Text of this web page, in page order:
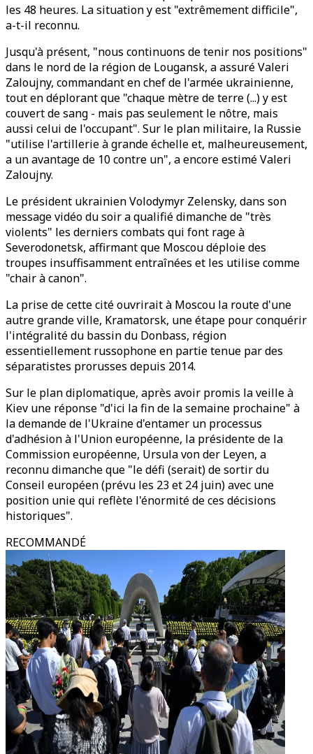
les 48 heures. La situation y est "extrêmement difficile",
a-t-il reconnu.
Jusqu'à présent, "nous continuons de tenir nos positions"
dans le nord de la région de Lougansk, a assuré Valeri
Zaloujny, commandant en chef de l'armée ukrainienne,
tout en déplorant que "chaque mètre de terre (...) y est
couvert de sang - mais pas seulement le nôtre, mais
aussi celui de l'occupant". Sur le plan militaire, la Russie
"utilise l'artillerie à grande échelle et, malheureusement,
a un avantage de 10 contre un", a encore estimé Valeri
Zaloujny.
Le président ukrainien Volodymyr Zelensky, dans son
message vidéo du soir a qualifié dimanche de "très
violents" les derniers combats qui font rage à
Severodonetsk, affirmant que Moscou déploie des
troupes insuffisamment entraînées et les utilise comme
"chair à canon".
La prise de cette cité ouvrirait à Moscou la route d'une
autre grande ville, Kramatorsk, une étape pour conquérir
l'intégralité du bassin du Donbass, région
essentiellement russophone en partie tenue par des
séparatistes prorusses depuis 2014.
Sur le plan diplomatique, après avoir promis la veille à
Kiev une réponse "d'ici la fin de la semaine prochaine" à
la demande de l'Ukraine d'entamer un processus
d'adhésion à l'Union européenne, la présidente de la
Commission européenne, Ursula von der Leyen, a
reconnu dimanche que "le défi (serait) de sortir du
Conseil européen (prévu les 23 et 24 juin) avec une
position unie qui reflète l'énormité de ces décisions
historiques".
RECOMMANDÉ